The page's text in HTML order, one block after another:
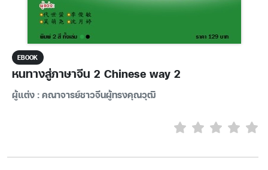
EBOOK
หนทางสู่ภาษาจีน 2 Chinese way 2
ผู้แต่ง : คณาจารย์ชาวจีนผู้ทรงคุณวุฒิ